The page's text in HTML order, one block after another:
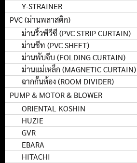
Y-STRAINER
PVC (ม่านพลาสติก)
ม่านริ้วพีวีซี (PVC STRIP CURTAIN)
ม่านชีท (PVC SHEET)
ม่านพับจีบ (FOLDING CURTAIN)
ม่านแม่เหล็ก (MAGNETIC CURTAIN)
ฉากกั้นห้อง (ROOM DIVIDER)
PUMP & MOTOR & BLOWER
ORIENTAL KOSHIN
HUZIE
GVR
EBARA
HITACHI